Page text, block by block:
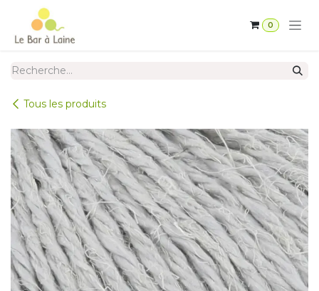
Se rendre au contenu
0
Tous les produits